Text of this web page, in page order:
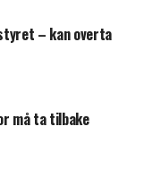
– kan overta
må ta tilbake